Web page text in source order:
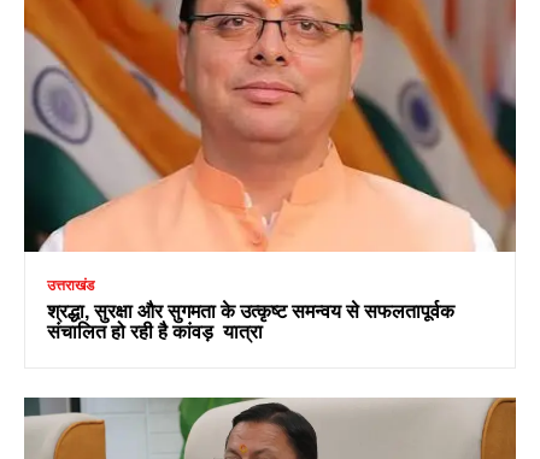
उत्तराखंड
श्रद्धा, सुरक्षा और सुगमता के उत्कृष्ट समन्वय से सफलतापूर्वक
संचालित हो रही है कांवड़ यात्रा